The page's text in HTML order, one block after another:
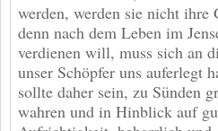
werden, werden sie nicht ihre
denn nach dem Leben im
verdienen will, muss sich an
unser Schöpfer uns auferlegt
sollte daher sein, zu Sünden
wahren und in Hinblick auf